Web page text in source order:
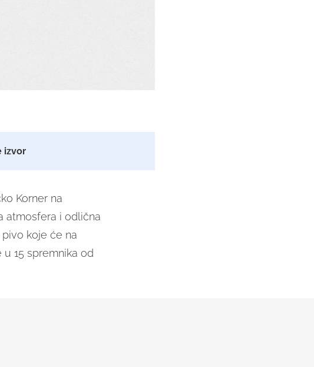
izvor
Korner na
atmosfera i odlična
koje će na
15 spremnika od